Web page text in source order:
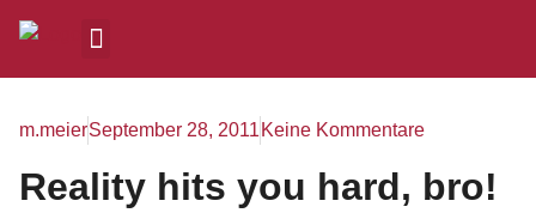
m.meierSeptember 28, 2011 Keine Kommentare
Reality hits you hard, bro!